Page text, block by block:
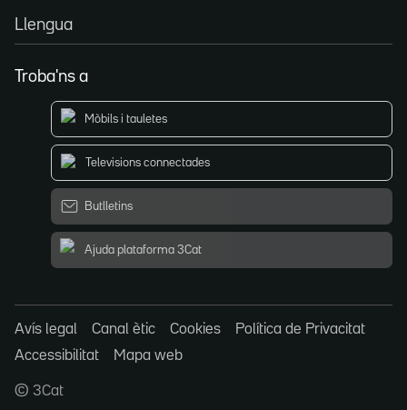
Llengua
Troba'ns a
Mòbils i tauletes
Televisions connectades
Butlletins
Ajuda plataforma 3Cat
Avís legal Canal ètic Cookies
Política de Privacitat
Accessibilitat
Mapa web
© 3Cat